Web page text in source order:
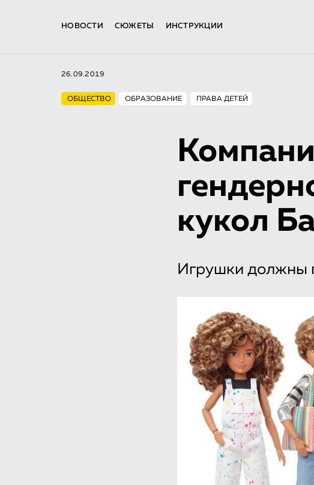
НОВОСТИ СЮЖЕТЫ ИНСТРУКЦИИ
26.09.2019
ОБЩЕСТВО ОБРАЗОВАНИЕ ПРАВА ДЕТЕЙ
кукол
Игрушки должны